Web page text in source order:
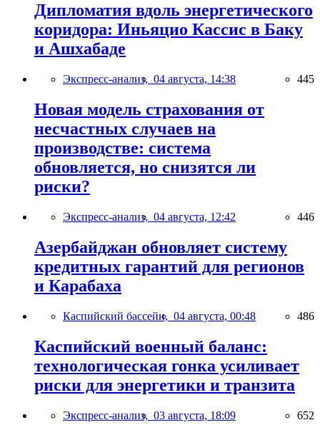
Дипломатия вдоль энергетического
коридора: Иньяцио Кассис в Баку
и Ашхабаде
Экспресс-анализ, 04 августа, 14:38 445
Новая модель страхования от
несчастных случаев на
производстве: система
обновляется, но снизятся ли
риски?
Экспресс-анализ, 04 августа, 12:42 446
Азербайджан обновляет систему
кредитных гарантий для регионов
и Карабаха
Каспийский бассейн, 04 августа, 00:48 486
Каспийский военный баланс:
технологическая гонка усиливает
риски для энергетики и транзита
Экспресс-анализ, 03 августа, 18:09 652